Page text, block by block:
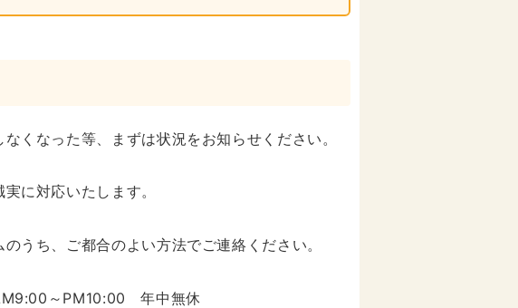
くなった等、まずは状況をお知らせください。
に対応いたします。
うち、ご都合のよい方法でご連絡ください。
～PM10:00 年中無休